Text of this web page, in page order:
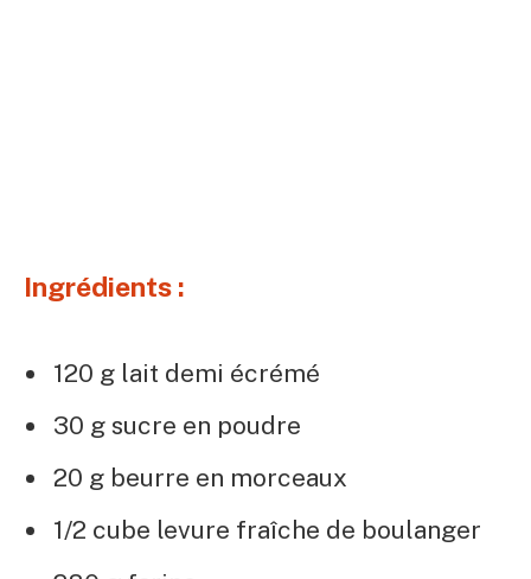
Ingrédients :
120 g lait demi écrémé
30 g sucre en poudre
20 g beurre en morceaux
1/2 cube levure fraîche de boulanger